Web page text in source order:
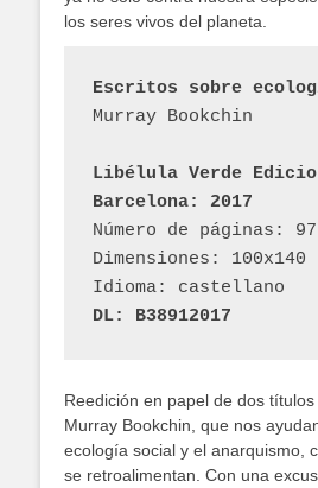
los seres vivos del planeta.
Escritos sobre
Murray Bookchin
Libélula Verde
Barcelona: 2017
Número de páginas: 97
Dimensiones: 100x140
Idioma: castellano
DL: B38912017
Reedición en papel de dos
Murray Bookchin, que nos
ecología social y el anarquismo,
se retroalimentan. Con una